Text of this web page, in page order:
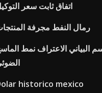
اتفاق ثابت سعر
رمال النفط مجرفة
البياني الاعتراف نمط
historico mexico